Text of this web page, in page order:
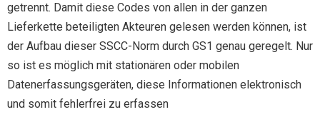
getrennt. Damit diese Codes von allen in der ganzen
Lieferkette beteiligten Akteuren gelesen werden können, ist
der Aufbau dieser SSCC-Norm durch GS1 genau geregelt. Nur
so ist es möglich mit stationären oder mobilen
Datenerfassungsgeräten, diese Informationen elektronisch
und somit fehlerfrei zu erfassen